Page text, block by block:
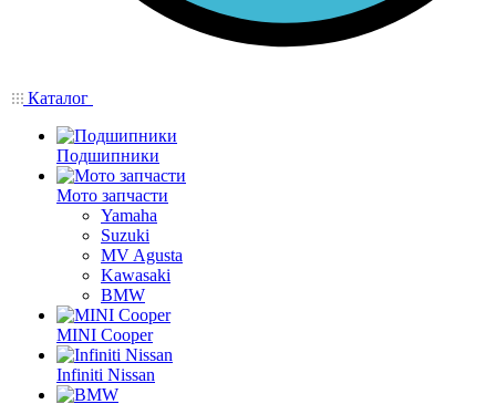
Каталог
Подшипники
Мото запчасти
Yamaha
Suzuki
MV Agusta
Kawasaki
BMW
MINI Cooper
Infiniti Nissan